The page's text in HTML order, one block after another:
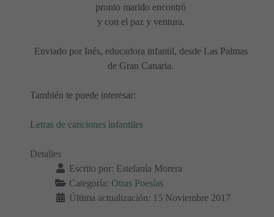
pronto marido encontró
y con el paz y ventura.
Enviado por Inés, educadora infantil, desde Las Palmas
de Gran Canaria.
También te puede interesar:
Letras de canciones infantiles
Detalles
Escrito por: Estefanía Morera
Categoría: Otras Poesías
Última actualización: 15 Noviembre 2017